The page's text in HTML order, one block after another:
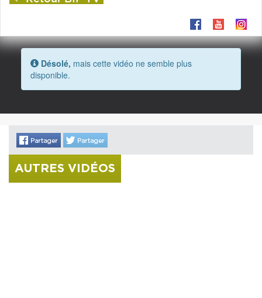
Désolé, mais cette vidéo ne semble plus
disponible.
AUTRES VIDÉOS